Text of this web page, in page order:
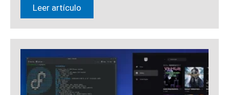
Leer artículo